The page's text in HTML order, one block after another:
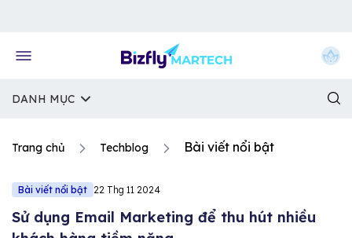
DANH MỤC
Trang chủ Techblog Bài viết nổi bật
Bài viết nổi bật 22 Thg 11 2024
Sử dụng Email Marketing để thu hút nhiều